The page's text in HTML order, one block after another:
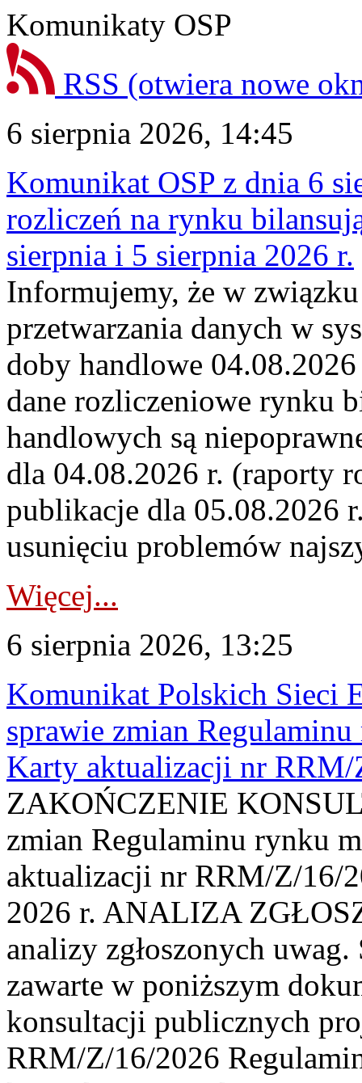
Komunikaty OSP
RSS (otwiera nowe
6 sierpnia 2026, 14:45
Komunikat OSP z dnia 6
rozliczeń na rynku
sierpnia i 5 sierpnia 2026 r.
Informujemy, że w
przetwarzania danych w
doby handlowe
dane rozliczeniowe rynku
handlowych są
dla 04.08.2026 r. (raporty
publikacje dla 05.08.2026
usunięciu problemów
Więcej...
6 sierpnia 2026, 13:25
Komunikat Polskich Sieci
sprawie zmian
Karty aktualizacji nr
ZAKOŃCZENIE
zmian Regulaminu rynku
aktualizacji nr RRM/Z/16/
2026 r. ANALIZA
analizy zgłoszonych
zawarte w poniższym
konsultacji publicznych
RRM/Z/16/2026